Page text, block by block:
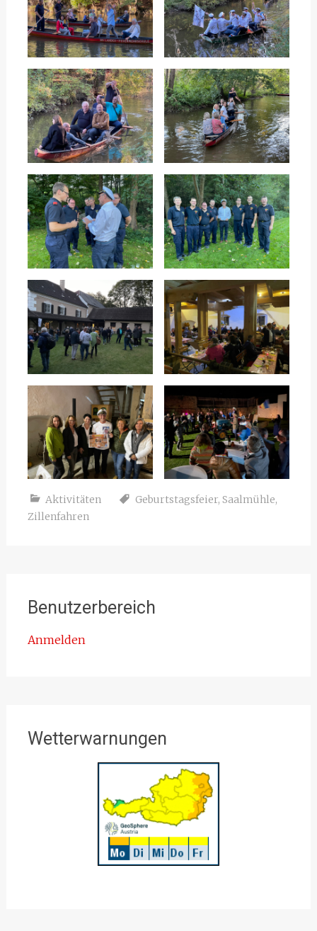
Aktivitäten Geburtstagsfeier, Saalmühle,
Zillenfahren
Benutzerbereich
Anmelden
Wetterwarnungen